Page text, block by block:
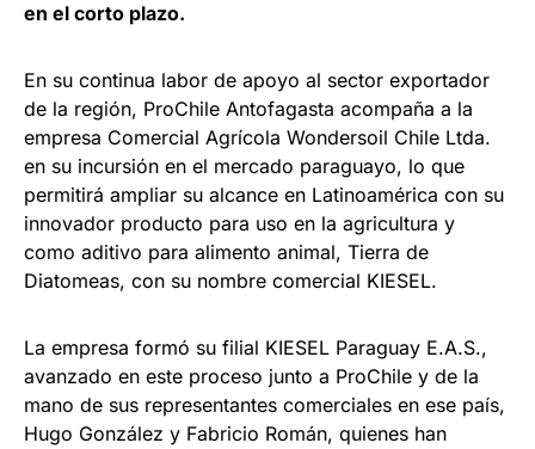
en el corto plazo.
En su continua labor de apoyo al sector exportador
de la región, ProChile Antofagasta acompaña a la
empresa Comercial Agrícola Wondersoil Chile Ltda.
en su incursión en el mercado paraguayo, lo que
permitirá ampliar su alcance en Latinoamérica con su
innovador producto para uso en la agricultura y
como aditivo para alimento animal, Tierra de
Diatomeas, con su nombre comercial KIESEL.
La empresa formó su filial KIESEL Paraguay E.A.S.,
avanzado en este proceso junto a ProChile y de la
mano de sus representantes comerciales en ese país,
Hugo González y Fabricio Román, quienes han